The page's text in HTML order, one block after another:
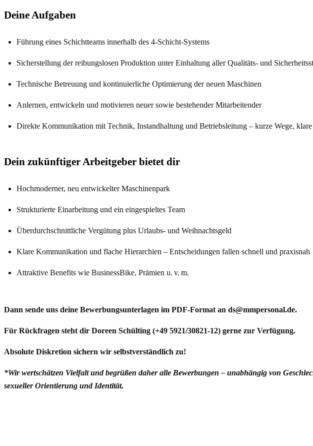
Deine Aufgaben
Führung eines Schichtteams innerhalb des 4-Schicht-Systems
Sicherstellung der reibungslosen Produktion unter Einhaltung aller Qualitäts- und
Technische Betreuung und kontinuierliche Optimierung der neuen Maschinen
Anlernen, entwickeln und motivieren neuer sowie bestehender Mitarbeitender
Direkte Kommunikation mit Technik, Instandhaltung und Betriebsleitung – kurze Wege, klare
Dein zukünftiger Arbeitgeber bietet dir
Hochmoderner, neu entwickelter Maschinenpark
Strukturierte Einarbeitung und ein eingespieltes Team
Überdurchschnittliche Vergütung plus Urlaubs- und Weihnachtsgeld
Klare Kommunikation und flache Hierarchien – Entscheidungen fallen schnell und praxisnah
Attraktive Benefits wie BusinessBike, Prämien u. v. m.
Dann sende uns deine Bewerbungsunterlagen im PDF-Format an ds@mmpersonal.de.
Für Rückfragen steht dir Doreen Schülting (+49 5921/30821-12) gerne zur Verfügung.
Absolute Diskretion sichern wir selbstverständlich zu!
*Wir wertschätzen Vielfalt und begrüßen daher alle Bewerbungen – unabhängig von
sexueller Orientierung und Identität.